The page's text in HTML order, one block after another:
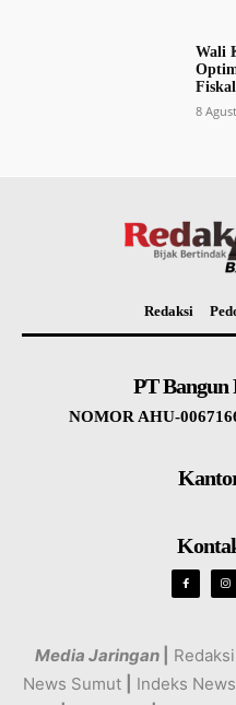
Wali
8
Redaksi
PT Bangun
NOMOR AHU-
Media Jaringan
News Sumut
Indeks